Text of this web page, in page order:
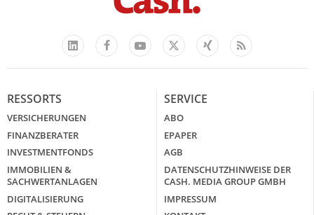
LinkedIn
FacebookYouTube
X
Xing Feed
RESSORTS
VERSICHERUNGEN
FINANZBERATER
INVESTMENTFONDS
IMMOBILIEN &
SACHWERTANLAGEN
DIGITALISIERUNG
SERVICE
ABO
EPAPER
AGB
DATENSCHUTZHINWEISE DER
CASH. MEDIA GROUP GMBH
IMPRESSUM